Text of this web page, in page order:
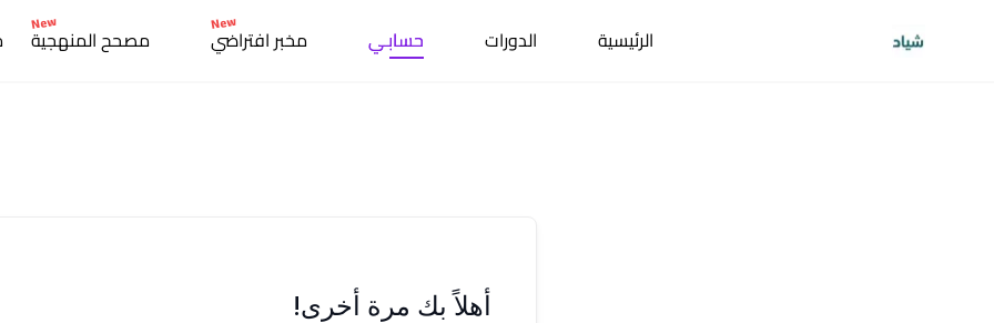
الرئيسية الدورات حسابـي
New
مخبر افتراضي
New
مصحح المنهجية
أهلاً بك مرة أخرى!